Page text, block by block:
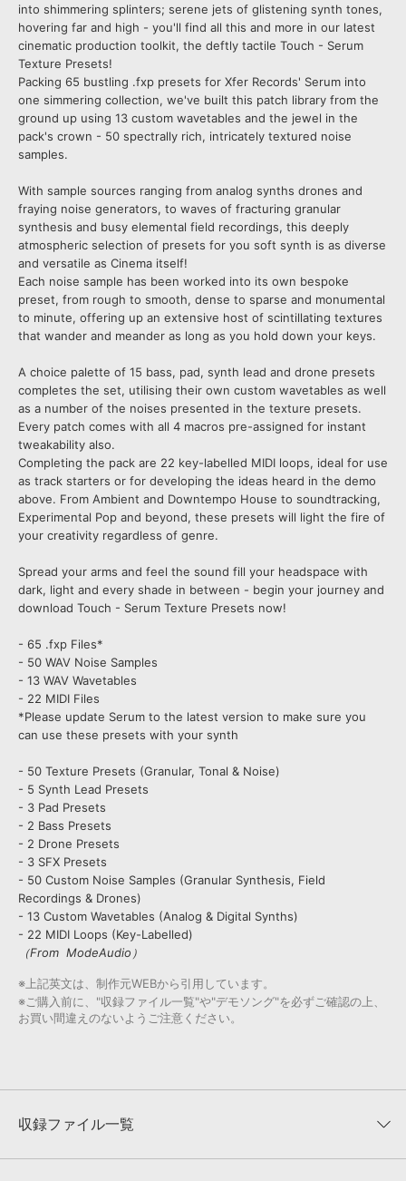
into shimmering splinters; serene jets of glistening synth tones,
hovering far and high - you'll find all this and more in our latest
cinematic production toolkit, the deftly tactile Touch - Serum
Texture Presets!
Packing 65 bustling .fxp presets for Xfer Records' Serum into
one simmering collection, we've built this patch library from the
ground up using 13 custom wavetables and the jewel in the
pack's crown - 50 spectrally rich, intricately textured noise
samples.
With sample sources ranging from analog synths drones and
fraying noise generators, to waves of fracturing granular
synthesis and busy elemental field recordings, this deeply
atmospheric selection of presets for you soft synth is as diverse
and versatile as Cinema itself!
Each noise sample has been worked into its own bespoke
preset, from rough to smooth, dense to sparse and monumental
to minute, offering up an extensive host of scintillating textures
that wander and meander as long as you hold down your keys.
A choice palette of 15 bass, pad, synth lead and drone presets
completes the set, utilising their own custom wavetables as well
as a number of the noises presented in the texture presets.
Every patch comes with all 4 macros pre-assigned for instant
tweakability also.
Completing the pack are 22 key-labelled MIDI loops, ideal for use
as track starters or for developing the ideas heard in the demo
above. From Ambient and Downtempo House to soundtracking,
Experimental Pop and beyond, these presets will light the fire of
your creativity regardless of genre.
Spread your arms and feel the sound fill your headspace with
dark, light and every shade in between - begin your journey and
download Touch - Serum Texture Presets now!
- 65 .fxp Files*
- 50 WAV Noise Samples
- 13 WAV Wavetables
- 22 MIDI Files
*Please update Serum to the latest version to make sure you
can use these presets with your synth
- 50 Texture Presets (Granular, Tonal & Noise)
- 5 Synth Lead Presets
- 3 Pad Presets
- 2 Bass Presets
- 2 Drone Presets
- 3 SFX Presets
- 50 Custom Noise Samples (Granular Synthesis, Field
Recordings & Drones)
- 13 Custom Wavetables (Analog & Digital Synths)
- 22 MIDI Loops (Key-Labelled)
（From ModeAudio）
※上記英文は、制作元WEBから引用しています。
※ご購入前に、"収録ファイル一覧"や"デモソング"を必ずご確認の上、
お買い間違えのないようご注意ください。
収録ファイル一覧